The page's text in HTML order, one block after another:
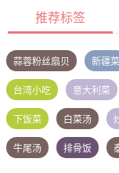
推荐标签
蒜蓉粉丝扇贝 新疆菜
台湾小吃 意大利菜
下饭菜 白菜汤
牛尾汤 排骨饭